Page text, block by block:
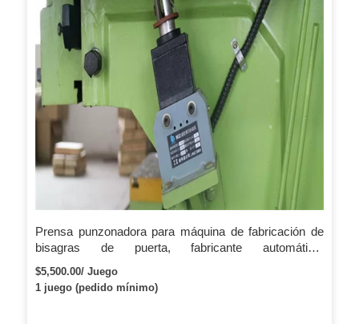
Prensa punzonadora para máquina de fabricación de
bisagras de puerta, fabricante automático,
punzonadora automática de papel de aluminio
$5,500.00/ Juego
1 juego (pedido mínimo)